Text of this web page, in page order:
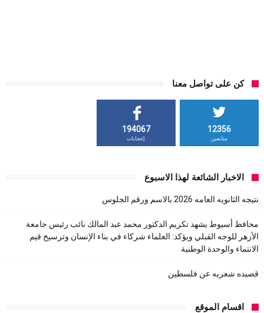
كن على تواصل معنا
12356
متابعين
194067
إعجابات
الاخبار الشائعة لهذا الاسبوع
نتيجه الثانويه العامه 2026 بالاسم ورقم الجلوس
محافظ أسيوط يشهد تكريم الدكتور محمد عبد المالك نائب رئيس جامعة
الأزهر للوجه القبلي ويؤكد: العلماء شركاء في بناء الإنسان وترسيخ قيم
الانتماء والوحدة الوطنية
قصيده شعريه عن فلسطين
اقسام الموقع